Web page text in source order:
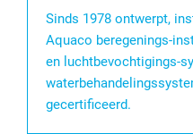
Sinds 1978 ontwerpt,
Aquaco beregenings-
en luchtbevochtigings-
gecertificeerd.